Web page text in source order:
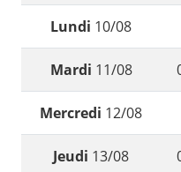
Lundi 10/08
Mardi 11/08
Mercredi 12/08
Jeudi 13/08